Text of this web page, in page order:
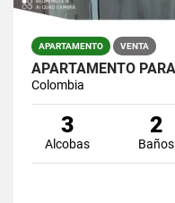
APARTAMENTO VENTA
Colombia
3
Alcobas
2
Baños